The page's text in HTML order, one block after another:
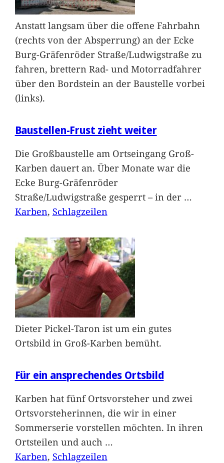
Anstatt langsam über die offene Fahrbahn
(rechts von der Absperrung) an der Ecke
Burg-Gräfenröder Straße/Ludwigstraße zu
fahren, brettern Rad- und Motorradfahrer
über den Bordstein an der Baustelle vorbei
(links).
Baustellen-Frust zieht weiter
Die Großbaustelle am Ortseingang Groß-
Karben dauert an. Über Monate war die
Ecke Burg-Gräfenröder
Straße/Ludwigstraße gesperrt – in der …
Karben, Schlagzeilen
Dieter Pickel-Taron ist um ein gutes
Ortsbild in Groß-Karben bemüht.
Für ein ansprechendes Ortsbild
Karben hat fünf Ortsvorsteher und zwei
Ortsvorsteherinnen, die wir in einer
Sommerserie vorstellen möchten. In ihren
Ortsteilen und auch …
Karben, Schlagzeilen